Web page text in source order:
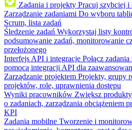
Zadania i projekty Pracuj szybciej i
Zarządzanie zadaniami Do wyboru
Scrum, lista zadań
Śledzenie zadań Wykorzystaj listy
podsumowanie zadań, monitorowanie
przełożonego
Interfejs API i integracje Połącz
pomocą integracji API dla
Zarządzanie projektem Projekty, grupy
projektów, role, uprawnienia dostępu
Wyniki pracowników Zwiększ
o zadaniach, zarządzania obciążeniem
KPI
Zadania mobilne Tworzenie i